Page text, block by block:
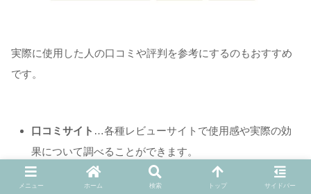
実際に使用した人の口コミや評判を参考にするのもおすすめ
です。
口コミサイト …各種レビューサイトで使用感や実際の効
果について調べることができます。
ショップのレビュー
…機能・性能だけでなく、使い勝手
メニュー ホーム 検索 トップ サイドバー